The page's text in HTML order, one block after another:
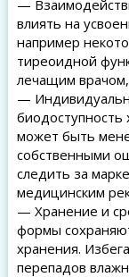
—
влиять на
например
тиреоидной
лечащим
—
может быть
собственными
следить за
медицинским
— Хранение и
формы
хранения.
перепадов